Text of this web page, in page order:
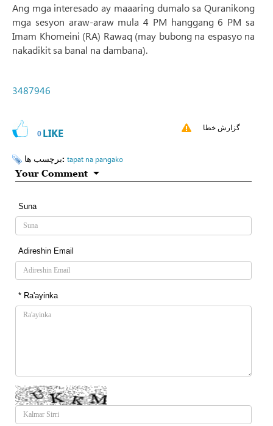
Ang mga interesado ay maaaring dumalo sa Quranikong
mga sesyon araw-araw mula 4 PM hanggang 6 PM sa
Imam Khomeini (RA) Rawaq (may bubong na espasyo na
nakadikit sa banal na dambana).
3487946
0 LIKE گزارش خطا
برچسب ها: tapat na pangako
Your Comment
Suna
Adireshin Email
* Ra'ayinka